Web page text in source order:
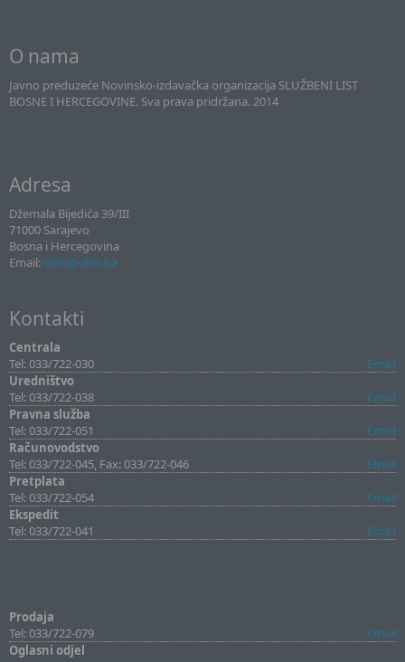
O nama
Javno preduzeće Novinsko-izdavačka organizacija SLUŽBENI LIST
BOSNE I HERCEGOVINE. Sva prava pridržana. 2014
Adresa
Džemala Bijedića 39/III
71000 Sarajevo
Bosna i Hercegovina
Email: sllist@sllist.ba
Kontakti
Centrala
Tel: 033/722-030
Email
Uredništvo
Tel: 033/722-038
Email
Pravna služba
Tel: 033/722-051
Email
Računovodstvo
Tel: 033/722-045, Fax: 033/722-046
Email
Pretplata
Tel: 033/722-054
Email
Ekspedit
Tel: 033/722-041
Email
Prodaja
Tel: 033/722-079
Email
Oglasni odjel